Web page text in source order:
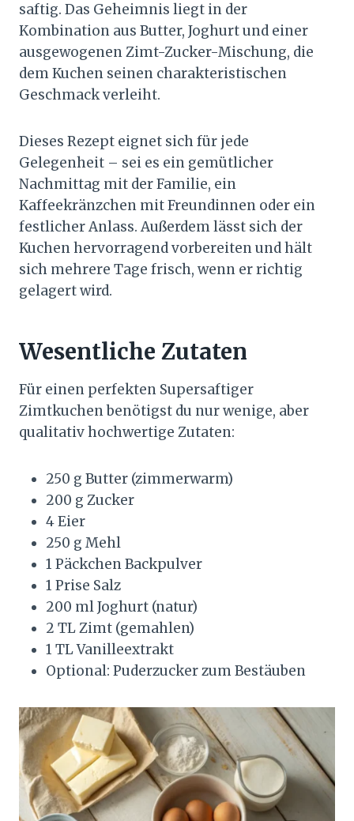
saftig. Das Geheimnis liegt in der
Kombination aus Butter, Joghurt und einer
ausgewogenen Zimt-Zucker-Mischung, die
dem Kuchen seinen charakteristischen
Geschmack verleiht.
Dieses Rezept eignet sich für jede
Gelegenheit – sei es ein gemütlicher
Nachmittag mit der Familie, ein
Kaffeekränzchen mit Freundinnen oder ein
festlicher Anlass. Außerdem lässt sich der
Kuchen hervorragend vorbereiten und hält
sich mehrere Tage frisch, wenn er richtig
gelagert wird.
Wesentliche Zutaten
Für einen perfekten Supersaftiger
Zimtkuchen benötigst du nur wenige, aber
qualitativ hochwertige Zutaten:
250 g Butter (zimmerwarm)
200 g Zucker
4 Eier
250 g Mehl
1 Päckchen Backpulver
1 Prise Salz
200 ml Joghurt (natur)
2 TL Zimt (gemahlen)
1 TL Vanilleextrakt
Optional: Puderzucker zum Bestäuben